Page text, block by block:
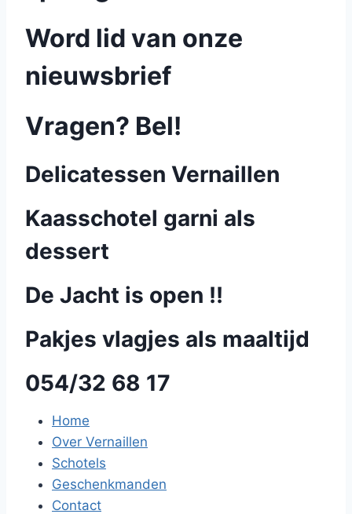
Word lid van onze
nieuwsbrief
Vragen? Bel!
Delicatessen Vernaillen
Kaasschotel garni als
dessert
De Jacht is open !!
Pakjes vlagjes als maaltijd
054/32 68 17
Home
Over Vernaillen
Schotels
Geschenkmanden
Contact